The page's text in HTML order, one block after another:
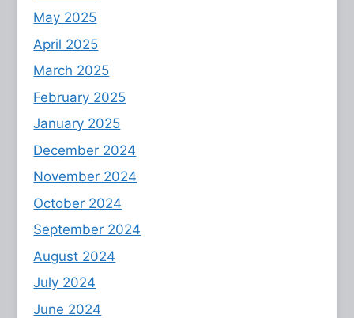
May 2025
April 2025
March 2025
February 2025
January 2025
December 2024
November 2024
October 2024
September 2024
August 2024
July 2024
June 2024